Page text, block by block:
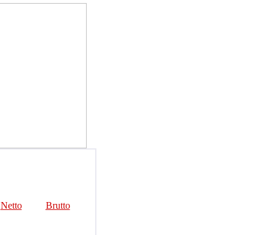
Netto Brutto